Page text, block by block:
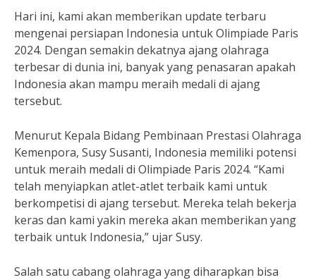
Hari ini, kami akan memberikan update terbaru
mengenai persiapan Indonesia untuk Olimpiade Paris
2024. Dengan semakin dekatnya ajang olahraga
terbesar di dunia ini, banyak yang penasaran apakah
Indonesia akan mampu meraih medali di ajang
tersebut.
Menurut Kepala Bidang Pembinaan Prestasi Olahraga
Kemenpora, Susy Susanti, Indonesia memiliki potensi
untuk meraih medali di Olimpiade Paris 2024. “Kami
telah menyiapkan atlet-atlet terbaik kami untuk
berkompetisi di ajang tersebut. Mereka telah bekerja
keras dan kami yakin mereka akan memberikan yang
terbaik untuk Indonesia,” ujar Susy.
Salah satu cabang olahraga yang diharapkan bisa